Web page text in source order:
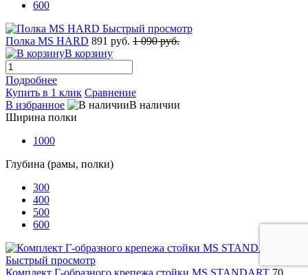
600
Быстрый просмотр
Полка MS HARD 891 руб. 1 090 руб.
В корзину
Подробнее
Купить в 1 клик Сравнение
В избранное
В наличии
Ширина полки
1000
Глубина (рамы, полки)
300
400
500
600
Быстрый просмотр